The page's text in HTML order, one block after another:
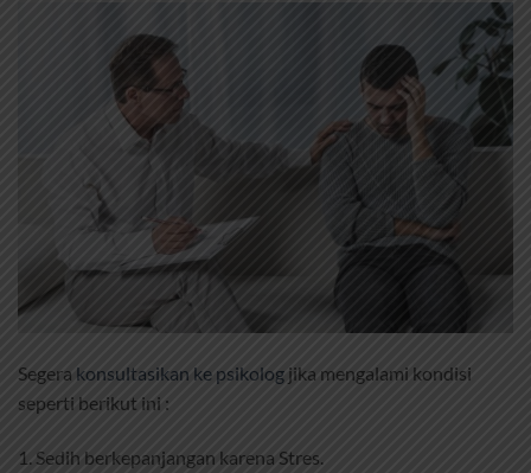
Segera konsultasikan ke psikolog jika mengalami kondisi
seperti berikut ini :
1. Sedih berkepanjangan karena Stres.